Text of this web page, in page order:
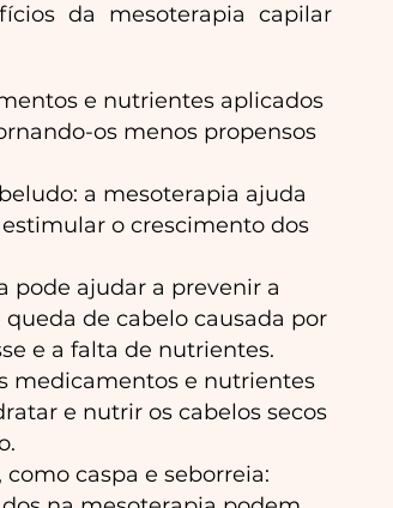
da mesoterapia capilar
e nutrientes aplicados
os menos propensos
a mesoterapia ajuda
o crescimento dos
pode ajudar a prevenir a
de cabelo causada por
e a falta de nutrientes.
medicamentos e nutrientes
e nutrir os cabelos secos
caspa e seborreia: